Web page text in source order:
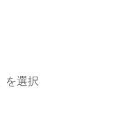
を選択